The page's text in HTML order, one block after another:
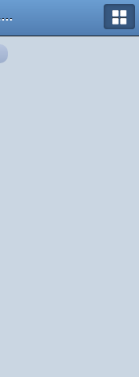
Legacy-France.org - Forum